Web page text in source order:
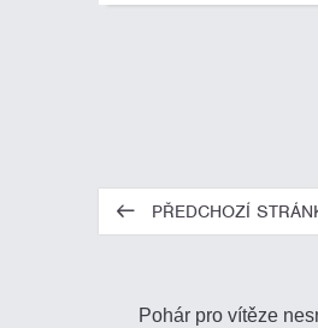
PŘEDCHOZÍ
Pohár pro vítěze